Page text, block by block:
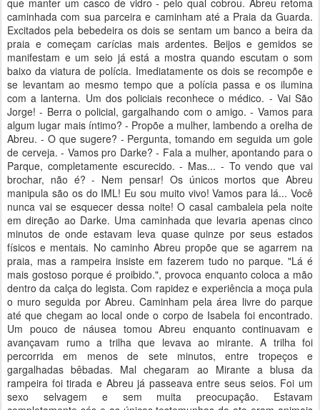
que manter um casco de vidro - pelo qual cobrou. Abreu retoma
caminhada com sua parceira e caminham até a Praia da Guarda.
Excitados pela bebedeira os dois se sentam um banco a beira da
praia e começam carícias mais ardentes. Beijos e gemidos se
manifestam e um seio já está a mostra quando escutam o som
baixo da viatura de polícia. Imediatamente os dois se recompõe e
se levantam ao mesmo tempo que a polícia passa e os ilumina
com a lanterna. Um dos policiais reconhece o médico. - Vai São
Jorge! - Berra o policial, gargalhando com o amigo. - Vamos para
algum lugar mais íntimo? - Propõe a mulher, lambendo a orelha de
Abreu. - O que sugere? - Pergunta, tomando em seguida um gole
de cerveja. - Vamos pro Darke? - Fala a mulher, apontando para o
Parque, completamente escurecido. - Mas... - To vendo que vai
brochar, não é? - Nem pensar! Os únicos mortos que Abreu
manipula são os do IML! Eu sou muito vivo! Vamos para lá... Você
nunca vai se esquecer dessa noite! O casal cambaleia pela noite
em direção ao Darke. Uma caminhada que levaria apenas cinco
minutos de onde estavam leva quase quinze por seus estados
físicos e mentais. No caminho Abreu propõe que se agarrem na
praia, mas a rampeira insiste em fazerem tudo no parque. "Lá é
mais gostoso porque é proibido.", provoca enquanto coloca a mão
dentro da calça do legista. Com rapidez e experiência a moça pula
o muro seguida por Abreu. Caminham pela área livre do parque
até que chegam ao local onde o corpo de Isabela foi encontrado.
Um pouco de náusea tomou Abreu enquanto continuavam e
avançavam rumo a trilha que levava ao mirante. A trilha foi
percorrida em menos de sete minutos, entre tropeços e
gargalhadas bêbadas. Mal chegaram ao Mirante a blusa da
rampeira foi tirada e Abreu já passeava entre seus seios. Foi um
sexo selvagem e sem muita preocupação. Estavam